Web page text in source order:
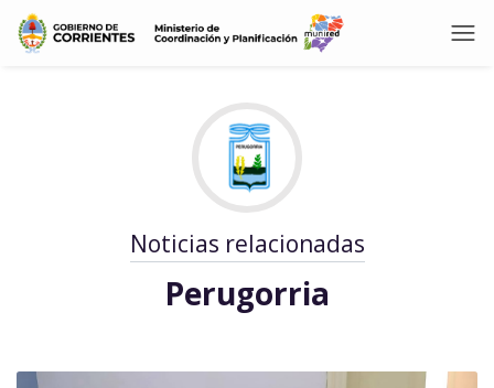
Noticias relacionadas
Perugorria